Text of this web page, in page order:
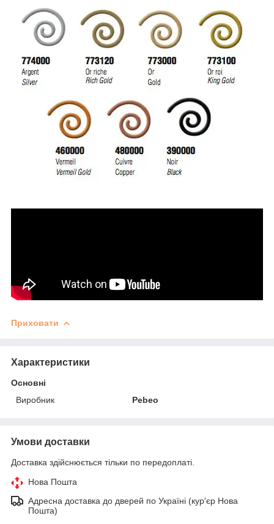
Приховати
Характеристики
Основні
Виробник
Pebeo
Умови доставки
Доставка здійснюється тільки по передоплаті.
Нова Пошта
Адресна доставка до дверей по Україні (кур'єр Нова
Пошта)